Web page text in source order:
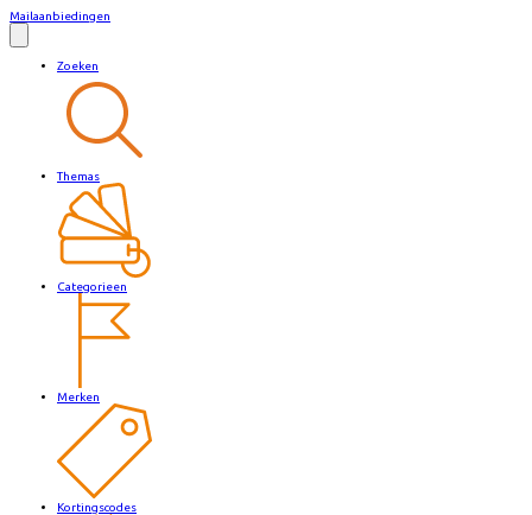
Mailaanbiedingen
Zoeken
Themas
Categorieen
Merken
Kortingscodes